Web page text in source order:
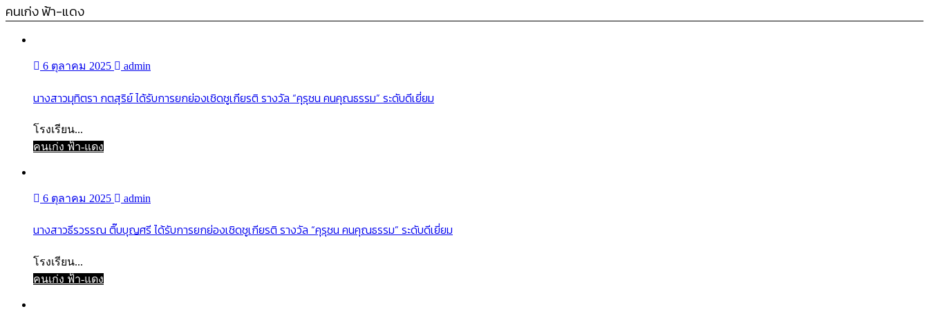
คนเก่ง ฟ้า-แดง
6 ตุลาคม 2025 admin
นางสาวมุทิตรา กตสุริย์ ได้รับการยกย่องเชิดชูเกียรติ รางวัล “คุรุชน คนคุณธรรม” ระดับดีเยี่ยม
โรงเรียน...
คนเก่ง ฟ้า-แดง
6 ตุลาคม 2025 admin
นางสาวธีรวรรณ ติ๊บบุญศรี ได้รับการยกย่องเชิดชูเกียรติ รางวัล “คุรุชน คนคุณธรรม” ระดับดีเยี่ยม
โรงเรียน...
คนเก่ง ฟ้า-แดง